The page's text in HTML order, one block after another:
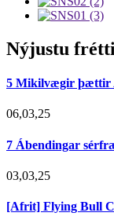
Nýjustu
5 Mikilvægir þættir
06,03,25
7 Ábendingar
03,03,25
[Afrit] Flying Bull